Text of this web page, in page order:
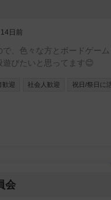
14日前
、色々な方とボードゲーム
びたいと思ってます😊
歓迎 社会人歓迎 祝日/祭日に
会